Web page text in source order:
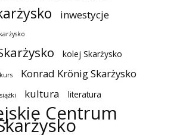
inwestycje
kolej Skarżysko
Konrad Krönig Skarżysko
kultura literatura
Centrum